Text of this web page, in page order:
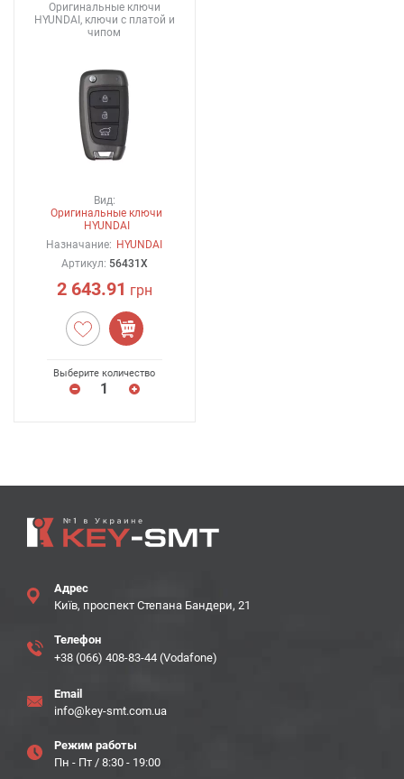
Оригинальные ключи
HYUNDAI, ключи с платой и
чипом
Вид:
Оригинальные ключи
HYUNDAI
Назначание: HYUNDAI
Артикул: 56431X
2 643.91 грн
Выберите количество
Адрес
Київ, проспект Степана Бандери, 21
Телефон
+38 (066) 408-83-44 (Vodafone)
Email
info@key-smt.com.ua
Режим работы
Пн - Пт / 8:30 - 19:00